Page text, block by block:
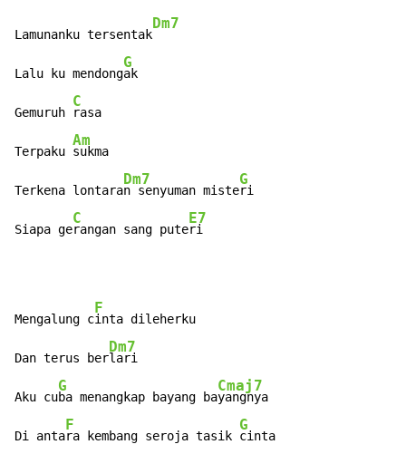
Lamunanku tersentak
Dm7
Lalu ku mendong
G
ak
Gemuruh
C
rasa
Terpaku
Am
sukma
Terkena lontara
Dm7
n senyuman miste
G
ri
Siapa ge
C
rangan sang pute
E7
ri
Mengalung c
F
inta dileherku
Dan terus ber
Dm7
lari
Aku cu
G
ba menangkap bayang ba
Cmaj7
yangnya
Di anta
F
ra kembang seroja tasik
G
cinta